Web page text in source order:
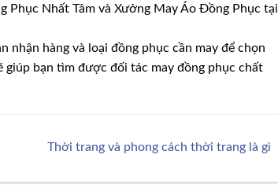
Phục Nhất Tâm và Xưởng May Áo Đồng Phục tại
nhận hàng và loại đồng phục cần may để chọn
bạn tìm được đối tác may đồng phục chất
Thời trang và phong cách thời trang là gì